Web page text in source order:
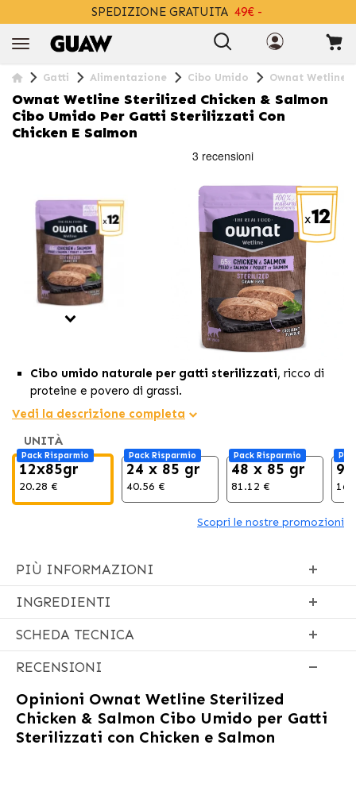
SPEDIZIONE GRATUITA 49€ -
Gatti Alimentazione Cibo Umido Ownat Wetline
Ownat Wetline Sterilized Chicken & Salmon
Cibo Umido Per Gatti Sterilizzati Con
Chicken E Salmon
Cibo umido naturale per gatti sterilizzati, ricco di
proteine e povero di grassi.
Aiuta amantenere il peso ideale
delle vie urinarie, senza cereali né conservanti artificiali.
Rinforza il
un pelo sani grazie alla sua formula dialta digeribilità.
Vedi la descrizione completa
UNITÀ
Pack Risparmio
12x85gr
20.28 €
Pack Risparmio
24 x 85 gr
40.56 €
Pack Risparmio
48 x 85 gr
81.12 €
Scopri le nostre promozioni
PIÙ INFORMAZIONI
INGREDIENTI
SCHEDA TECNICA
RECENSIONI
Opinioni Ownat Wetline Sterilized
Chicken & Salmon Cibo Umido per Gatti
Sterilizzati con Chicken e Salmon